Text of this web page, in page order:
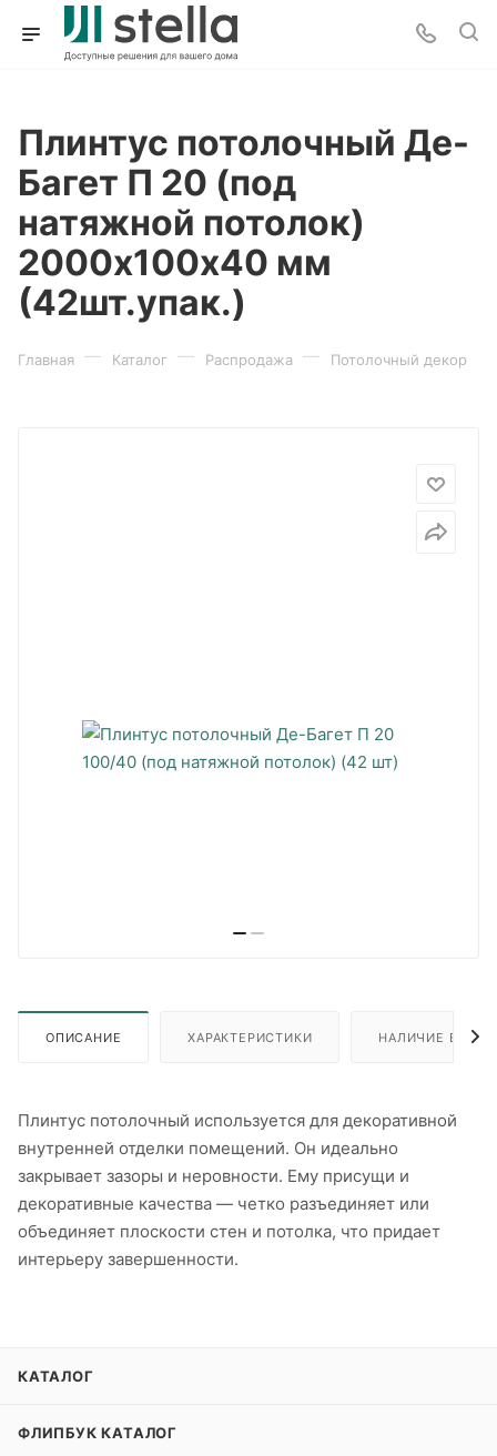
Плинтус потолочный Де-
Багет П 20 (под
натяжной потолок)
2000х100х40 мм
(42шт.упак.)
Главная — Каталог — Распродажа — Потолочный декор
ОПИСАНИЕ ХАРАКТЕРИСТИКИ НАЛИЧИЕ В
Плинтус потолочный используется для декоративной
внутренней отделки помещений. Он идеально
закрывает зазоры и неровности. Ему присущи и
декоративные качества — четко разъединяет или
объединяет плоскости стен и потолка, что придает
интерьеру завершенности.
КАТАЛОГ
ФЛИПБУК КАТАЛОГ